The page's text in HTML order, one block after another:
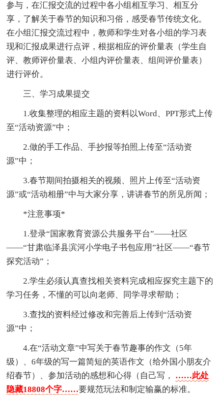
参与，在汇报交流的过程中各小组相互学习、相互分
享，了解关于春节的知识和习俗，感受春节传统文化。
在小组汇报交流过程中，教师和学生对各小组的学习表
现和汇报成果进行点评，根据相应的评价量表（学生自
评、教师评价量表、小组内评价量表、组间评价量表）
进行评价。
三、学习成果提交
1.收集整理的相应主题的资料以Word、PPT形式上传
至“活动资源”中；
2.做的手工作品、手抄报等拍照上传至“活动资
源”中；
3.春节期间拍摄相关的视频、照片上传至“活动资
源”或“活动相册”中与大家分享，讲讲春节的所见所闻；
*注意事项*
1.登录“国家教育资源公共服务平台”——社区
——“甘肃临泽县滨河小学电子书包应用”社区——“春节
探究活动”；
2.学生必须认真查找相关资料完成相应探究主题下的
学习任务，不懂的可以向老师、同学寻求帮助；
3.查找的资料经过修改和完善后上传到“活动资
源”中；
4.在“活动文章”中写关于春节趣事的作文（5年
级）、6年级的写一篇简短的英语作文（给外国小朋友介
绍春节）、参加活动的感想和心得（自己写， ……此处
隐藏18808个字……要规范玩法和制定输赢的标准。